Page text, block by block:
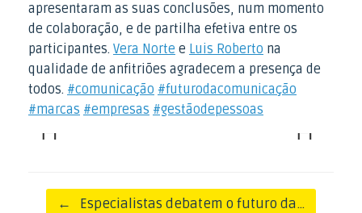
apresentaram as suas conclusões, num momento
de colaboração, e de partilha efetiva entre os
participantes. Vera Norte e Luis Roberto na
qualidade de anfitriões agradecem a presença de
todos. #comunicação #futurodacomunicação
#marcas #empresas #gestãodepessoas
Post navigation
← Especialistas debatem o futuro da…